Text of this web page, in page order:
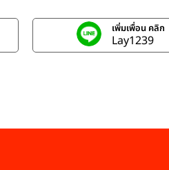
เพิ่มเพื่อน คลิก
Lay1239